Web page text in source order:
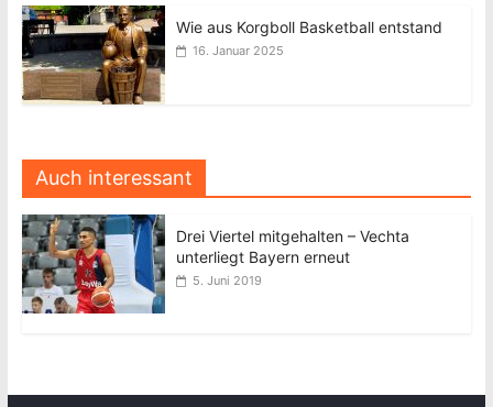
Wie aus Korgboll Basketball entstand
16. Januar 2025
Auch interessant
Drei Viertel mitgehalten – Vechta
unterliegt Bayern erneut
5. Juni 2019